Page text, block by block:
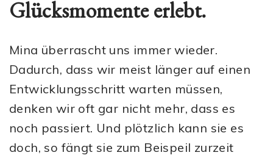
Glücksmomente erlebt.
Mina überrascht uns immer wieder.
Dadurch, dass wir meist länger auf einen
Entwicklungsschritt warten müssen,
denken wir oft gar nicht mehr, dass es
noch passiert. Und plötzlich kann sie es
doch, so fängt sie zum Beispeil zurzeit